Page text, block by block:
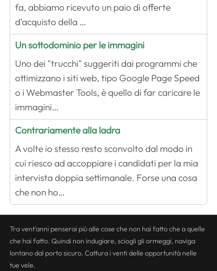
fa, abbiamo ricevuto un paio di offerte
d'acquisto della …
Un sottodominio per le immagini
Uno dei "trucchi" suggeriti dai programmi che
ottimizzano i siti web, tipo Google Page Speed
o i Webmaster Tools, è quello di far caricare le
immagini…
Contrariamente alla ladra
A volte io stesso resto sconvolto dal modo in
cui riesco ad accoppiare i candidati per la mia
intervista doppia settimanale. Forse una cosa
che non ho…
Tra vent'anni penserai più alle cose che non hai fatto che a quelle
che hai fatto. Quindi non indugiare, sciogli gli ormeggi, naviga
lontano dal porto sicuro. Cattura i venti delle opportunità nelle
tue vele.